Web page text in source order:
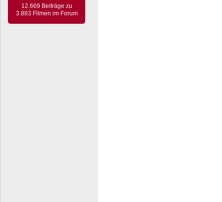
12.669 Beiträge zu
3.883 Filmen im Forum